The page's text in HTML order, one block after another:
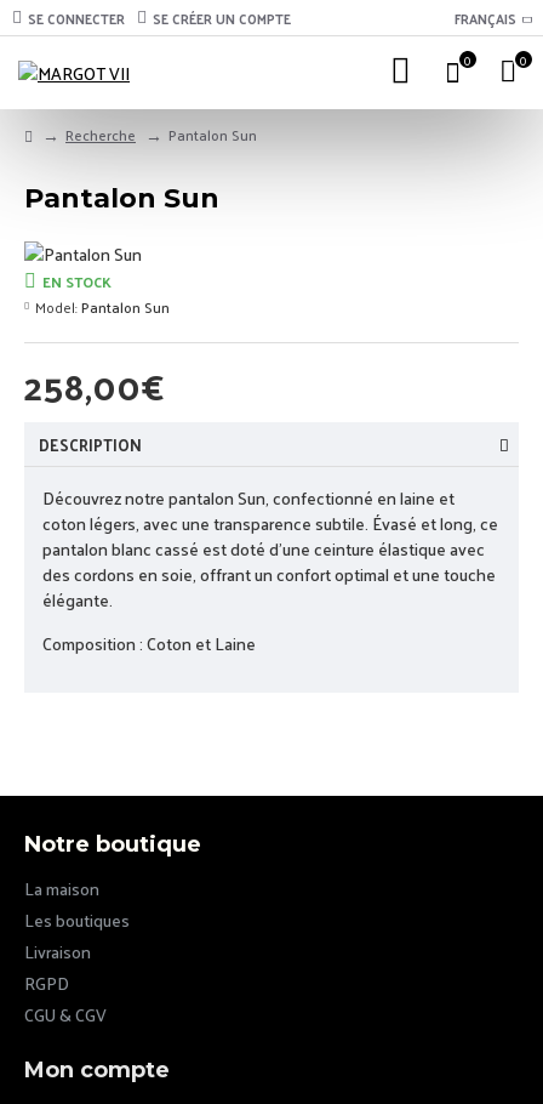
SE CONNECTER SE CRÉER UN COMPTE
FRANÇAIS
0
0
Recherche Pantalon Sun
Pantalon Sun
258,00€
EN STOCK
Model:Pantalon Sun
DESCRIPTION
Découvrez notre pantalon Sun, confectionné en laine et
coton légers, avec une transparence subtile. Évasé et long, ce
pantalon blanc cassé est doté d'une ceinture élastique avec
des cordons en soie, offrant un confort optimal et une touche
élégante.
Composition : Coton et Laine
Notre boutique
La maison
Les boutiques
Livraison
RGPD
CGU & CGV
Mon compte